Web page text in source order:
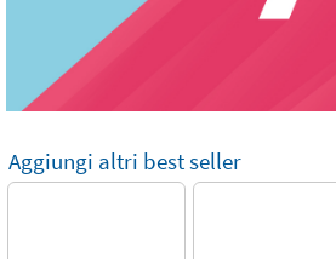
Aggiungi altri best seller